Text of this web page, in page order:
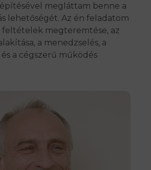
megláttam benne a
lehetőségét. Az én feladatom
feltételek megteremtése, az
a menedzselés, a
a cégszerű működés